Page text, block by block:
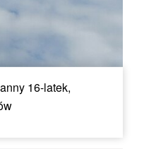
16-latek,